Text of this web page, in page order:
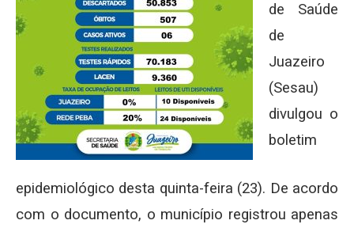
de Saúde
de
Juazeiro
(Sesau)
divulgou o
boletim
epidemiológico desta quinta-feira (23). De acordo
com o documento, o município registrou apenas